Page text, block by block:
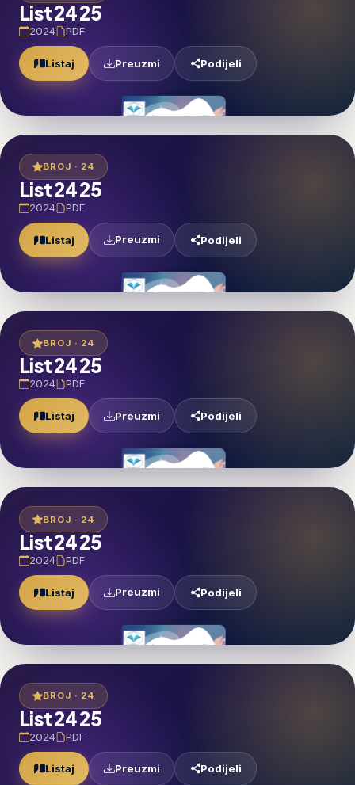
List 24 25
2024 PDF
Listaj Preuzmi Podijeli
BROJ · 24
List 24 25
2024 PDF
Listaj Preuzmi Podijeli
BROJ · 24
List 24 25
2024 PDF
Listaj Preuzmi Podijeli
BROJ · 24
List 24 25
2024 PDF
Listaj Preuzmi Podijeli
BROJ · 24
List 24 25
2024 PDF
Listaj Preuzmi Podijeli